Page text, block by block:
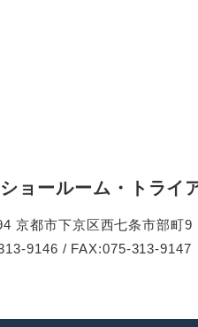
ョールーム・トライ
京都市下京区西七条市部町9
9146 / FAX:075-313-9147